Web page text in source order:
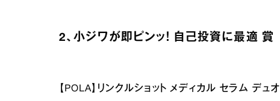
2、小ジワが即ピンッ！ 自己投資に最適 賞
【POLA】リンクルショット メディカル セラム デュオ